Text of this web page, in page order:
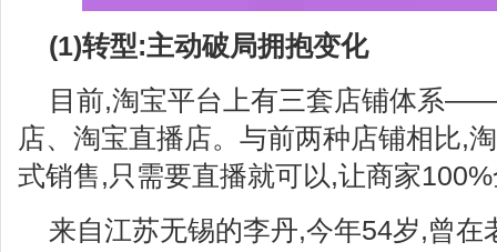
(1)转型:主动破局拥抱变化
目前,淘宝平台上有三套店铺体系
店、淘宝直播店。与前两种店铺相比,
式销售,只需要直播就可以,让商家
来自江苏无锡的李丹,今年54岁,曾在